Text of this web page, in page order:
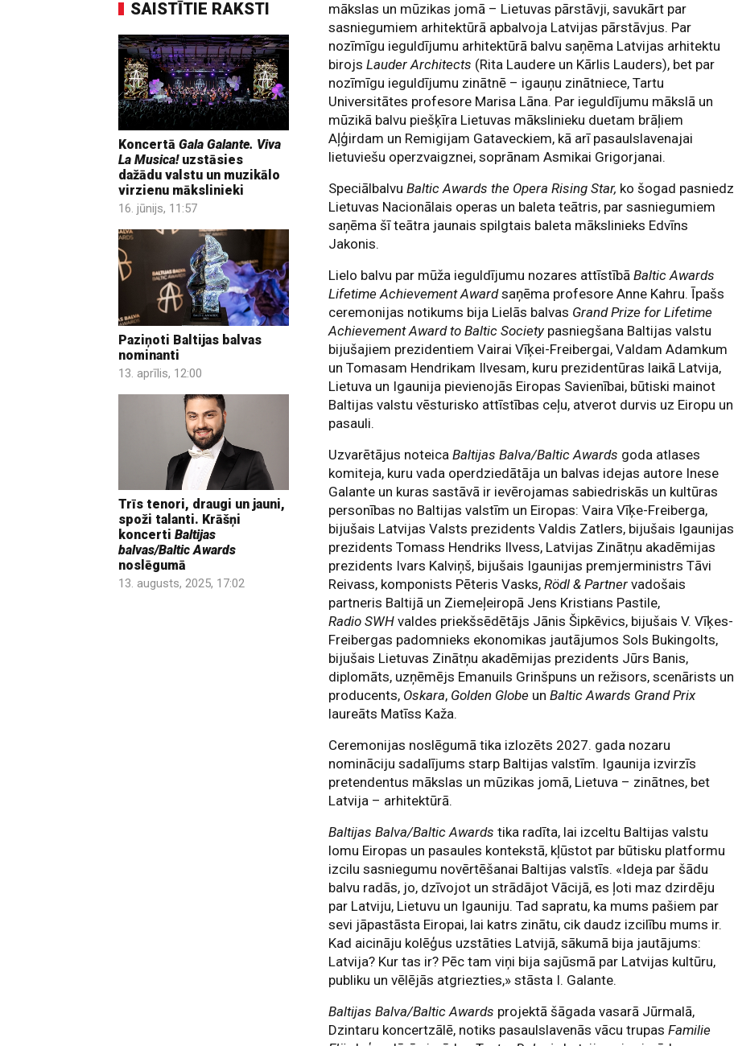
SAISTĪTIE RAKSTI
Koncertā Gala Galante. Viva
La Musica!uzstāsies
dažādu valstu un muzikālo
virzienu mākslinieki
16. jūnijs, 11:57
Paziņoti Baltijas balvas
nominanti
13. aprīlis, 12:00
Trīs tenori, draugi un jauni,
spoži talanti. Krāšņi
koncerti Baltijas
balvas/Baltic Awards
noslēgumā
13. augusts, 2025, 17:02
mākslas un mūzikas jomā – Lietuvas pārstāvji, savukārt par
sasniegumiem arhitektūrā apbalvoja Latvijas pārstāvjus. Par
nozīmīgu ieguldījumu arhitektūrā balvu saņēma Latvijas arhitektu
birojsLauder Architects (Rita Laudere un Kārlis Lauders), bet par
nozīmīgu ieguldījumu zinātnē – igauņu zinātniece, Tartu
Universitātes profesore Marisa Lāna. Par ieguldījumu mākslā un
mūzikā balvu piešķīra Lietuvas mākslinieku duetam brāļiem
Aļģirdam un Remigijam Gataveckiem, kā arī pasaulslavenajai
lietuviešu operzvaigznei, soprānam Asmikai Grigorjanai.
SpeciālbalvuBaltic Awards the Opera Rising Star, ko šogad pasniedz
Lietuvas Nacionālais operas un baleta teātris, par sasniegumiem
saņēma šī teātra jaunais spilgtais baleta mākslinieks Edvīns
Jakonis.
Lielo balvu par mūža ieguldījumu nozares attīstībā Baltic Awards
Lifetime Achievement Awardsaņēma profesore Anne Kahru. Īpašs
ceremonijas notikums bija Lielās balvas Grand Prize for Lifetime
Achievement Award to Baltic Society pasniegšana Baltijas valstu
bijušajiem prezidentiem Vairai Vīķei-Freibergai, Valdam Adamkum
un Tomasam Hendrikam Ilvesam, kuru prezidentūras laikā Latvija,
Lietuva un Igaunija pievienojās Eiropas Savienībai, būtiski mainot
Baltijas valstu vēsturisko attīstības ceļu, atverot durvis uz Eiropu un
pasauli.
Uzvarētājus noteicaBaltijas Balva/Baltic Awards goda atlases
komiteja, kuru vada operdziedātāja un balvas idejas autore Inese
Galante un kuras sastāvā ir ievērojamas sabiedriskās un kultūras
personības no Baltijas valstīm un Eiropas: Vaira Vīķe-Freiberga,
bijušais Latvijas Valsts prezidents Valdis Zatlers, bijušais Igaunijas
prezidents Tomass Hendriks Ilvess, Latvijas Zinātņu akadēmijas
prezidents Ivars Kalviņš, bijušais Igaunijas premjerministrs Tāvi
Reivass, komponists Pēteris Vasks,Rödl & Partner vadošais
partneris Baltijā un Ziemeļeiropā Jens Kristians Pastile,
Radio SWH valdes priekšsēdētājs Jānis Šipkēvics, bijušais V. Vīķes-
Freibergas padomnieks ekonomikas jautājumos Sols Bukingolts,
bijušais Lietuvas Zinātņu akadēmijas prezidents Jūrs Banis,
diplomāts, uzņēmējs Emanuils Grinšpuns un režisors, scenārists un
producents, Oskara, Golden Globe unBaltic Awards Grand Prix
laureāts Matīss Kaža.
Ceremonijas noslēgumā tika izlozēts 2027. gada nozaru
nomināciju sadalījums starp Baltijas valstīm. Igaunija izvirzīs
pretendentus mākslas un mūzikas jomā, Lietuva – zinātnes, bet
Latvija – arhitektūrā.
Baltijas Balva/Baltic Awards tika radīta, lai izceltu Baltijas valstu
lomu Eiropas un pasaules kontekstā, kļūstot par būtisku platformu
izcilu sasniegumu novērtēšanai Baltijas valstīs. «Ideja par šādu
balvu radās, jo, dzīvojot un strādājot Vācijā, es ļoti maz dzirdēju
par Latviju, Lietuvu un Igauniju. Tad sapratu, ka mums pašiem par
sevi jāpastāsta Eiropai, lai katrs zinātu, cik daudz izcilību mums ir.
Kad aicināju kolēģus uzstāties Latvijā, sākumā bija jautājums:
Latvija? Kur tas ir? Pēc tam viņi bija sajūsmā par Latvijas kultūru,
publiku un vēlējās atgriezties,» stāsta I. Galante.
Baltijas Balva/Baltic Awards projektā šāgada vasarā Jūrmalā,
Dzintaru koncertzālē, notiks pasaulslavenās vācu trupasFamilie